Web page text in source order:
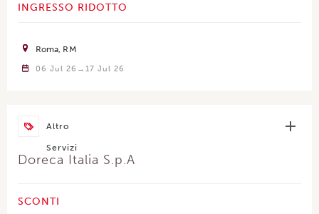
INGRESSO RIDOTTO
Roma RM
06 Jul 26 17 Jul 26
Altro
Servizi
Doreca Italia S.p.A
SCONTI